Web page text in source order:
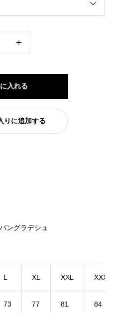
入れる
りに追加する
ングラデシュ
L XL XXL XXXL
73 77 81 84